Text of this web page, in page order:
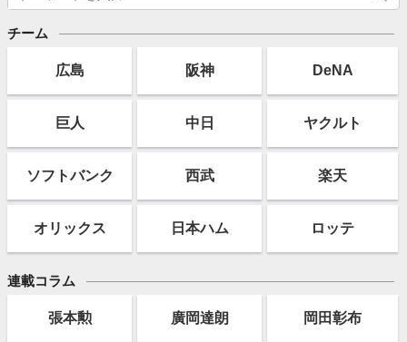
チーム
広島 阪神 DeNA
巨人 中日 ヤクルト
ソフトバンク 西武 楽天
オリックス 日本ハム ロッテ
連載コラム
張本勲 廣岡達朗 岡田彰布